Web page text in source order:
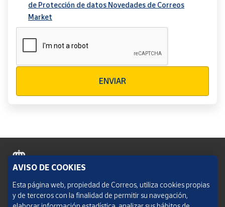
de Protección de datos Novedades de Correos
Market
ENVIAR
Política de cookies
Aviso legal
AVISO DE COOKIES
Esta página web, propiedad de Correos, utiliza cookies propias
y de terceros con la finalidad de permitir su navegación,